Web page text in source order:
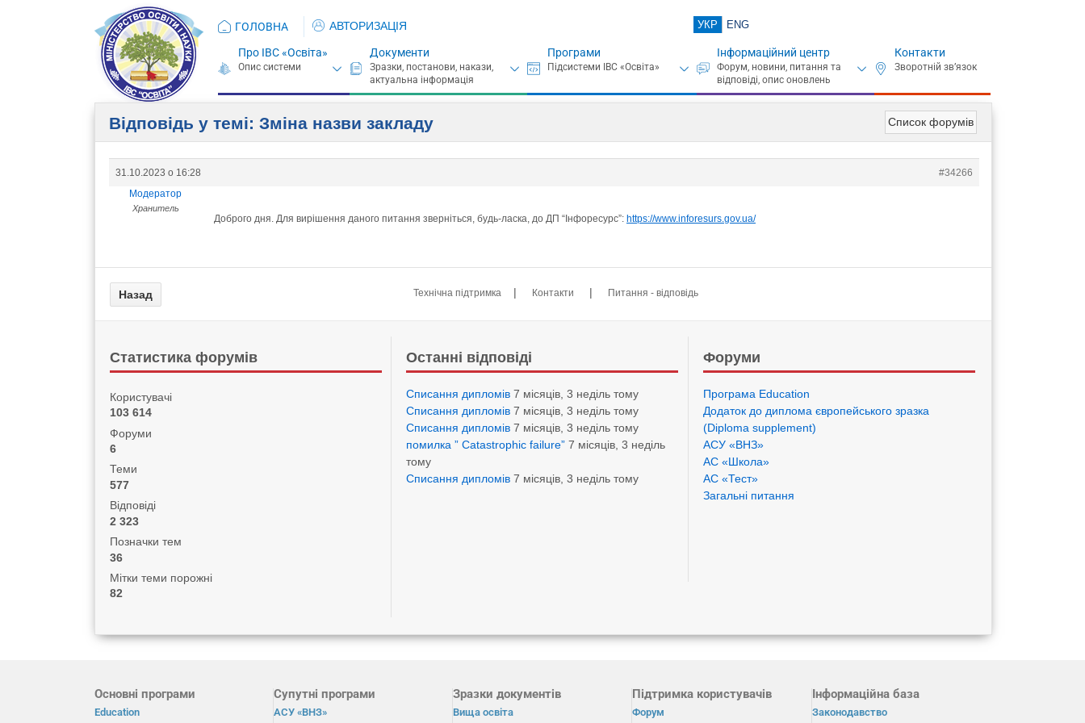
ГОЛОВНА АВТОРИЗАЦІЯ УКР ENG
Про ІВС «Освіта» Документи Програми Інформаційний центр Контакти
Список форумів
Відповідь у темі: Зміна назви закладу
31.10.2023 о 16:28
#34266
Модератор
Хранитель
Доброго дня. Для вирішення даного питання зверніться, будь-ласка, до ДП “Інфоресурс”: https://www.inforesurs.gov.ua/
Технічна підтримка | Контакти | Питання - відповідь
Статистика форумів
Користувачі
103 614
Форуми
6
Теми
577
Відповіді
2 323
Позначки тем
36
Мітки теми порожні
82
Останні відповіді
Списання дипломів 7 місяців, 3 неділь тому
Списання дипломів 7 місяців, 3 неділь тому
Списання дипломів 7 місяців, 3 неділь тому
помилка ” Catastrophic failure” 7 місяців, 3 неділь
тому
Списання дипломів 7 місяців, 3 неділь тому
Форуми
Програма Eduсation
Додаток до диплома європейського зразка
(Diploma supplement)
АСУ «ВНЗ»
АС «Школа»
АС «Тест»
Загальні питання
Основні програми
Education
Супутні програми
АСУ «ВНЗ»
Зразки документів
Вища освіта
Підтримка користувачів
Форум
Інформаційна база
Законодавство